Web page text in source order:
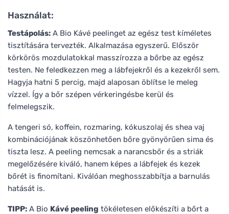
Használat:
Testápolás: A Bio Kávé peelinget az egész test kíméletes
tisztítására tervezték. Alkalmazása egyszerű. Először
körkörös mozdulatokkal masszírozza a bőrbe az egész
testen. Ne feledkezzen meg a lábfejekről és a kezekről sem.
Hagyja hatni 5 percig, majd alaposan öblítse le meleg
vízzel. Így a bőr szépen vérkeringésbe kerül és
felmelegszik.
A tengeri só, koffein, rozmaring, kókuszolaj és shea vaj
kombinációjának köszönhetően bőre gyönyörűen sima és
tiszta lesz. A peeling nemcsak a narancsbőr és a striák
megelőzésére kiváló, hanem képes a lábfejek és kezek
bőrét is finomítani. Kiválóan meghosszabbítja a barnulás
hatását is.
TIPP: A Bio Kávé peeling tökéletesen előkészíti a bőrt a